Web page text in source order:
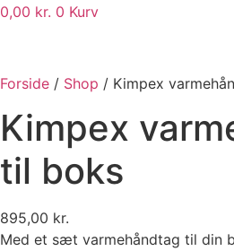
0,00 kr. 0 Kurv
Forside / Shop / Kimpex
Kimpex
til boks
895,00 kr.
Med et sæt varmehåndtag til din